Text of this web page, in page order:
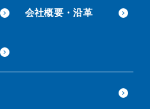
会社概要・沿革